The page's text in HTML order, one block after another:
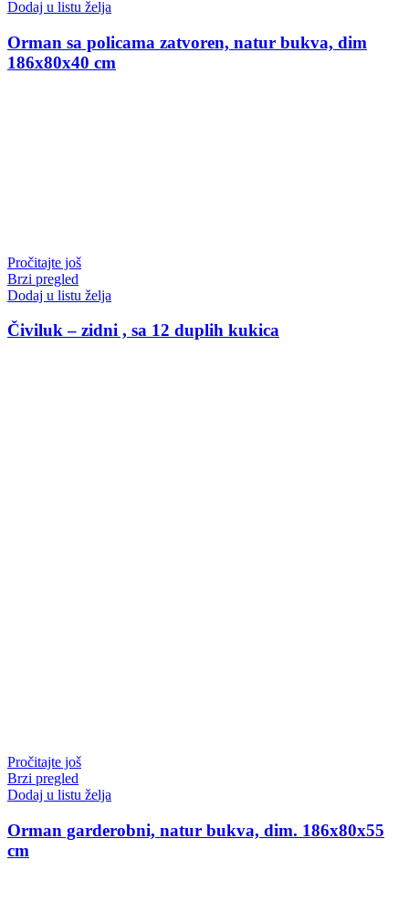
Dodaj u listu želja
Orman sa policama zatvoren, natur bukva, dim
186x80x40 cm
Pročitajte još
Brzi pregled
Dodaj u listu želja
Čiviluk – zidni , sa 12 duplih kukica
Pročitajte još
Brzi pregled
Dodaj u listu želja
Orman garderobni, natur bukva, dim. 186x80x55
cm